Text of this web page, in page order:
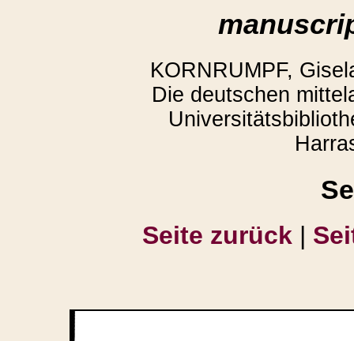
KORNRUMPF,
Die deutschen
Seite zurück |